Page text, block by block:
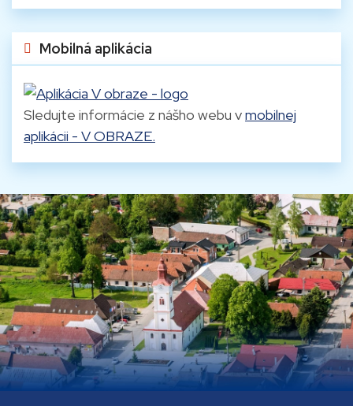
Mobilná aplikácia
Sledujte informácie z nášho webu vmobilnej
aplikácii - V OBRAZE.